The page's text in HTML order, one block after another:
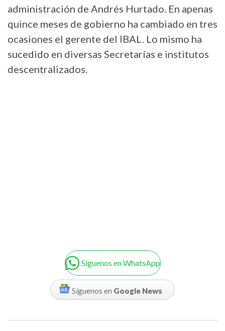
administración de Andrés Hurtado. En apenas
quince meses de gobierno ha cambiado en tres
ocasiones el gerente del IBAL. Lo mismo ha
sucedido en diversas Secretarías e institutos
descentralizados.
Siguenos en WhatsApp
Síguenos en Google News